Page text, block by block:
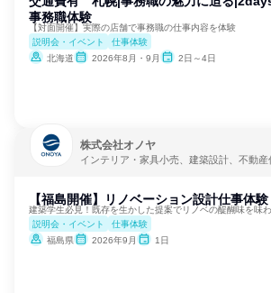
事務職体験
【対面開催】実際の店舗で事務職の仕事内容を体験
説明会・イベント
仕事体験
北海道
2026年8月・9月 2日～4日
株式会社オノヤ
インテリア・家具小売、建築設計、不動産
【福島開催】リノベーション設計仕事体験
説明会・イベント
仕事体験
福島県
2026年9月 1日